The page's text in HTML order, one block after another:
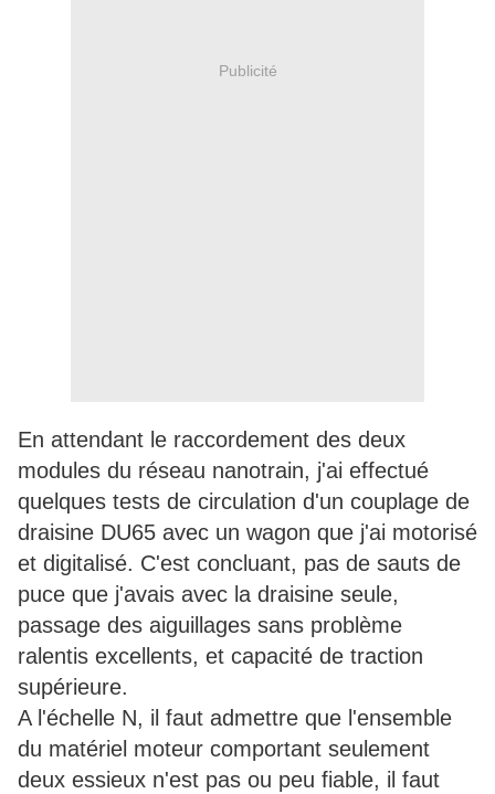
Publicité
En attendant le raccordement des deux
modules du réseau nanotrain, j'ai effectué
quelques tests de circulation d'un couplage de
draisine DU65 avec un wagon que j'ai motorisé
et digitalisé. C'est concluant, pas de sauts de
puce que j'avais avec la draisine seule,
passage des aiguillages sans problème
ralentis excellents, et capacité de traction
supérieure.
A l'échelle N, il faut admettre que l'ensemble
du matériel moteur comportant seulement
deux essieux n'est pas ou peu fiable, il faut